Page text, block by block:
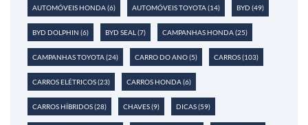
AUTOMÓVEIS HONDA(6) AUTOMÓVEIS TOYOTA(14) BYD (49)
BYD DOLPHIN (6) BYD SEAL (7) CAMPANHAS HONDA(25)
CAMPANHAS TOYOTA(24) CARRO DO ANO(5) CARROS(103)
CARROS ELÉTRICOS(23) CARROS HONDA(6)
CARROS HÍBRIDOS(28) CHAVES(9) DICAS(59)